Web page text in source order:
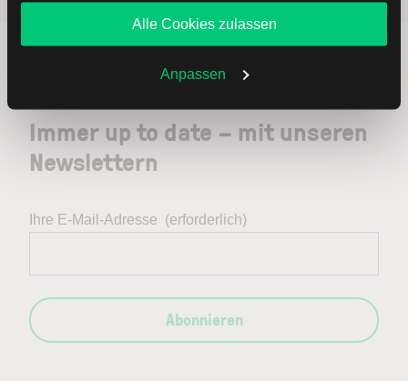
Angebote unterbreiten. Sie entscheiden, welche Cookies
Sie zulassen oder ablehnen. Ihre Entscheidung können
Sie jederzeit in denCookie-Einstellungenändern.
Weitere Infos auch in unsererDatenschutzerklärung
Alle Cookies zulassen
Anpassen
Beliebt ETR:PLUN Aktien im
Immer up to date – mit unseren
Newslettern
Ihre E-Mail-Adresse (erforderlich)
Abonnieren